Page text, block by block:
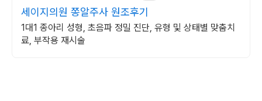
세이지의원 쫑알주사 원조후기
1대1 종아리 성형, 초음파 정밀 진단, 유형 및 상태별 맞춤치
료, 부작용 재시술